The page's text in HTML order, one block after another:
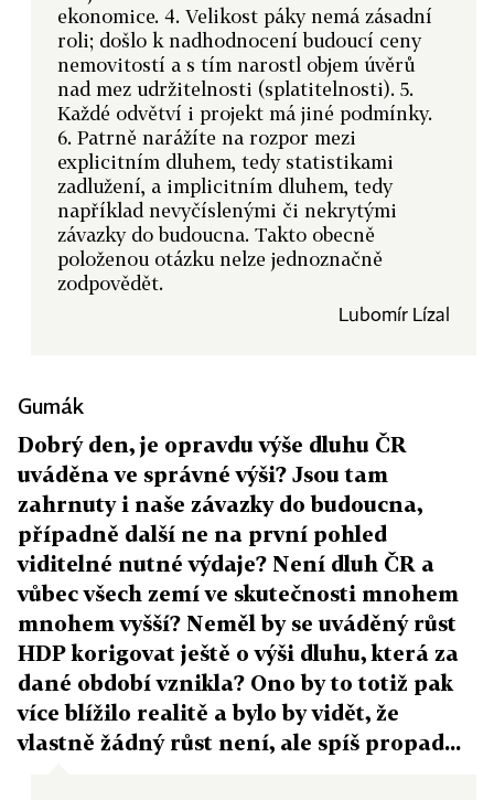
ekonomice. 4. Velikost páky nemá zásadní
roli; došlo k nadhodnocení budoucí ceny
nemovitostí a s tím narostl objem úvěrů
nad mez udržitelnosti (splatitelnosti). 5.
Každé odvětví i projekt má jiné podmínky.
6. Patrně narážíte na rozpor mezi
explicitním dluhem, tedy statistikami
zadlužení, a implicitním dluhem, tedy
například nevyčíslenými či nekrytými
závazky do budoucna. Takto obecně
položenou otázku nelze jednoznačně
zodpovědět.
Lubomír Lízal
Gumák
Dobrý den, je opravdu výše dluhu ČR
uváděna ve správné výši? Jsou tam
zahrnuty i naše závazky do budoucna,
případně další ne na první pohled
viditelné nutné výdaje? Není dluh ČR a
vůbec všech zemí ve skutečnosti mnohem
mnohem vyšší? Neměl by se uváděný růst
HDP korigovat ještě o výši dluhu, která za
dané období vznikla? Ono by to totiž pak
více blížilo realitě a bylo by vidět, že
vlastně žádný růst není, ale spíš propad...